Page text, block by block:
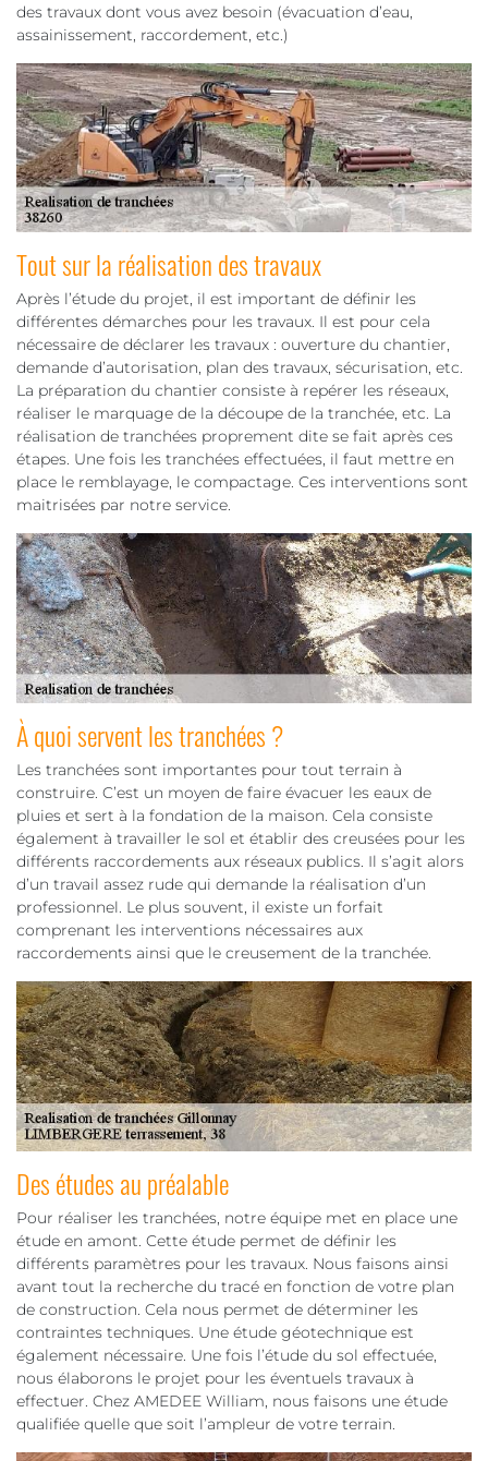
des travaux dont vous avez besoin (évacuation d’eau,
assainissement, raccordement, etc.)
Tout sur la réalisation des travaux
Après l’étude du projet, il est important de définir les
différentes démarches pour les travaux. Il est pour cela
nécessaire de déclarer les travaux : ouverture du chantier,
demande d’autorisation, plan des travaux, sécurisation, etc.
La préparation du chantier consiste à repérer les réseaux,
réaliser le marquage de la découpe de la tranchée, etc. La
réalisation de tranchées proprement dite se fait après ces
étapes. Une fois les tranchées effectuées, il faut mettre en
place le remblayage, le compactage. Ces interventions sont
maitrisées par notre service.
À quoi servent les tranchées ?
Les tranchées sont importantes pour tout terrain à
construire. C’est un moyen de faire évacuer les eaux de
pluies et sert à la fondation de la maison. Cela consiste
également à travailler le sol et établir des creusées pour les
différents raccordements aux réseaux publics. Il s’agit alors
d’un travail assez rude qui demande la réalisation d’un
professionnel. Le plus souvent, il existe un forfait
comprenant les interventions nécessaires aux
raccordements ainsi que le creusement de la tranchée.
Des études au préalable
Pour réaliser les tranchées, notre équipe met en place une
étude en amont. Cette étude permet de définir les
différents paramètres pour les travaux. Nous faisons ainsi
avant tout la recherche du tracé en fonction de votre plan
de construction. Cela nous permet de déterminer les
contraintes techniques. Une étude géotechnique est
également nécessaire. Une fois l’étude du sol effectuée,
nous élaborons le projet pour les éventuels travaux à
effectuer. Chez AMEDEE William, nous faisons une étude
qualifiée quelle que soit l’ampleur de votre terrain.